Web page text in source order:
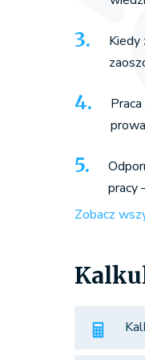
Kiedy
pracy
Zobacz